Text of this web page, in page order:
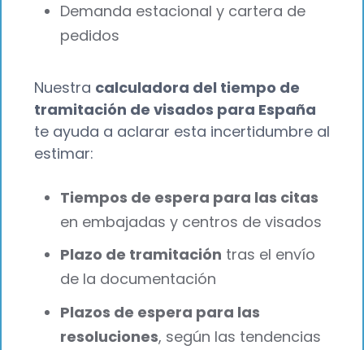
Demanda estacional y cartera de
pedidos
Nuestra calculadora del tiempo de
tramitación de visados para España
te ayuda a aclarar esta incertidumbre al
estimar:
Tiempos de espera para las citas
en embajadas y centros de visados
Plazo de tramitación tras el envío
de la documentación
Plazos de espera para las
resoluciones, según las tendencias